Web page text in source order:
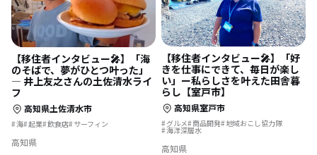
【移住者インタビュー🎤】「海
のそばで、夢がひとつ叶った」
― 井上友之さんの土佐清水ライ
フ
高知県土佐清水市
海 起業 飲食店 サーフィン
高知県
【移住者インタビュー🎤】「好
きを仕事にできて、毎日が楽し
い」ー私らしさを叶えた田舎暮
らし【室戸市】
高知県室戸市
グルメ 商品開発 地域おこし協力隊
海洋深層水
高知県